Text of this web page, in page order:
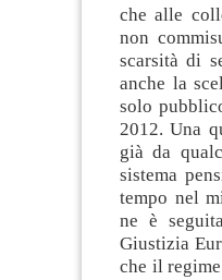
che alle
non
scarsità di
anche la
solo
2012. Una
già da
sistema
tempo nel
ne è
Giustizia
che il